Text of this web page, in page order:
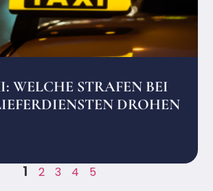
WELCHE STRAFEN BEI
DROHEN
1 2 3 4 5